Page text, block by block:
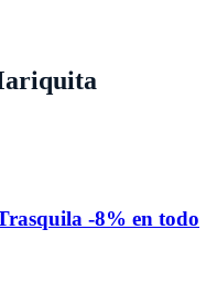
-8% en todo